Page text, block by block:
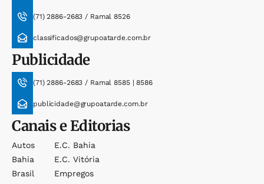
(71) 2886-2683 / Ramal 8526
classificados@grupoatarde.com.br
Publicidade
(71) 2886-2683 / Ramal 8585 | 8586
publicidade@grupoatarde.com.br
Canais e Editorias
Autos
Bahia
Brasil
E.c. Bahia
E.c. Vitória
Empregos